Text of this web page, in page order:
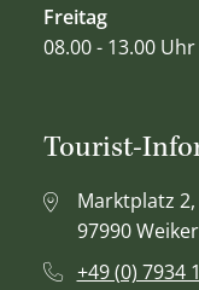
Freitag
08.00 - 13.00 Uhr
Tourist-
Marktplatz 2,
97990
+49 (0) 7934